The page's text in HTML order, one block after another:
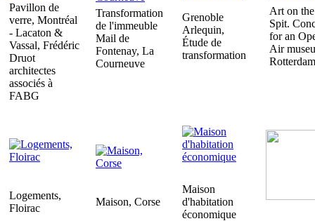
Pavillon de
verre, Montréal
- Lacaton &
Vassal, Frédéric
Druot
architectes
associés à
FABG
Transformation
de l'immeuble
Mail de
Fontenay, La
Courneuve
Grenoble
Arlequin,
Étude de
transformation
Art on the
Spit.
for an
Air
Rotterdam
Logements,
Floirac
Maison, Corse
Maison
d'habitation
économique